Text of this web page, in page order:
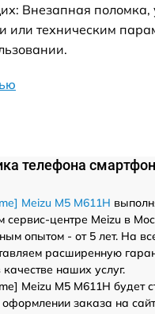
Внезапная поломка,
или техническим
телефона
Meizu M5 M611H
центре Meizu в
опытом - от 5 лет. На
расширенную
наших услуг.
Meizu M5 M611H будет
заказа на